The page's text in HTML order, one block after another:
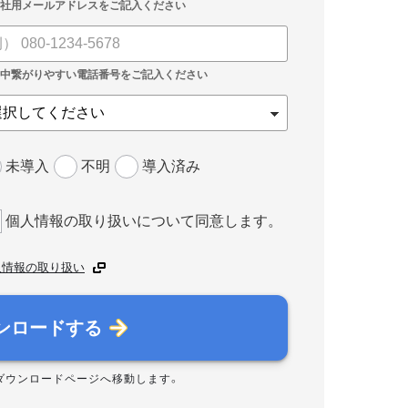
未導入 不明 導入済み
個人情報の取り扱いについて同意します。
報の取り扱い
ロードする
ウンロードページへ移動します。